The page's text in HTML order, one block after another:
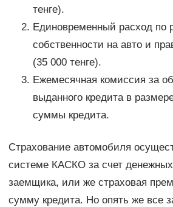
тенге).
Единовременный расход по
собственности на авто и
(35 000 тенге).
Ежемесячная комиссия за
выданного кредита в
суммы кредита.
Страхование автомобиля
системе КАСКО за счет
заемщика, или же страховая
сумму кредита. Но опять же все